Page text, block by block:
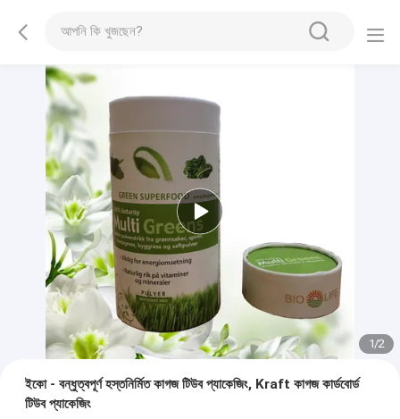
1/2
ইকো - বন্ধুত্বপূর্ণ হস্তনির্মিত কাগজ টিউব প্যাকেজিং, Kraft কাগজ কার্ডবোর্ড
টিউব প্যাকেজিং